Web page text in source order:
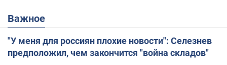
Важное
"У меня для россиян плохие новости": Селезнев
предположил, чем закончится "война складов"